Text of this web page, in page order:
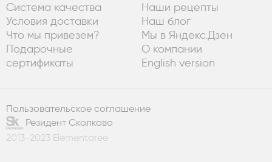
Система качества
Условия доставки
Что мы привезем?
Подарочные
сертификаты
Наши рецепты
Наш блог
Мы в Яндекс.Дзен
О компании
English version
Пользовательское соглашение
Резидент Сколково
2013-2023 Elementaree